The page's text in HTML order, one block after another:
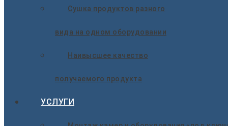
Сушка продуктов разного
вида на одном оборудовании
Наивысшее качество
получаемого продукта
УСЛУГИ